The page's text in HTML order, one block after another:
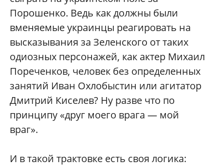
Порошенко. Ведь как должны были
вменяемые украинцы реагировать на
высказывания за Зеленского от таких
одиозных персонажей, как актер Михаил
Пореченков, человек без определенных
занятий Иван Охлобыстин или агитатор
Дмитрий Киселев? Ну разве что по
принципу «друг моего врага — мой
враг».
И в такой трактовке есть своя логика: